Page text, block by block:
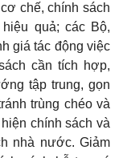
chế, chính sách
quả; các Bộ,
giá tác động việc
cần tích hợp,
tập trung, gọn
trùng chéo và
chính sách và
nhà nước. Giảm